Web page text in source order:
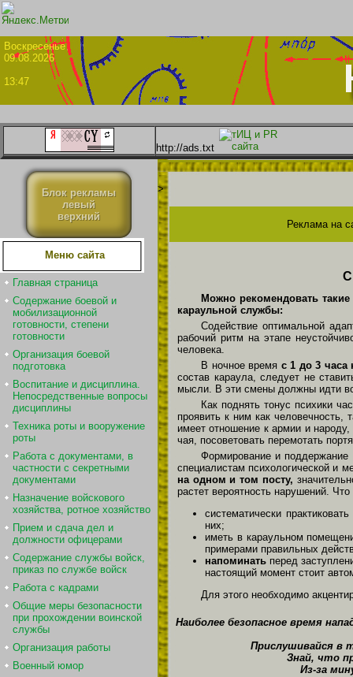
09.08.2026
13:47
http://ads.txt
Блок рекламы
левый
верхний
Меню сайта
Главная страница
Содержание боевой и
мобилизационной
готовности, степени
готовности
Организация боевой
подготовка
Воспитание и дисциплина.
Непосредственные вопросы
дисциплины
Техника роты и вооружение
роты
Работа с документами, в
частности с секретными
документами
Назначение войскового
хозяйства, ротное хозяйство
Прием и сдача дел и
должности офицерами
Содержание службы войск,
приказ по службе войск
Работа с кадрами
Общие меры безопасности
при прохождении воинской
службы
Организация работы
Военный юмор
>
Реклама на
Можно рекомендовать
караульной службы:
Содействие оптимальной
рабочий ритм на этапе
человека.
В ночное время с 1 до 3 часа
состав караула, следует не
мысли. В эти смены должны идти
Как поднять тонус психики
проявить к ним как человечность,
имеет отношение к армии и
чая, посоветовать перемотать
Формирование и поддержание
специалистам психологической и
на одном и том посту,
растет вероятность нарушений.
систематически
них;
иметь в караульном
примерами правильных
напоминать перед
настоящий момент стоит
Для этого необходимо
Наиболее безопасное время
Прислушивайся в
Знай, что
Из-за